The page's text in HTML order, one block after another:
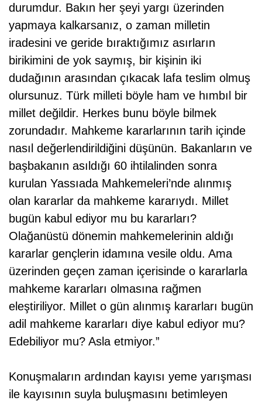
durumdur. Bakın her şeyi yargı üzerinden
yapmaya kalkarsanız, o zaman milletin
iradesini ve geride bıraktığımız asırların
birikimini de yok saymış, bir kişinin iki
dudağının arasından çıkacak lafa teslim olmuş
olursunuz. Türk milleti böyle ham ve hımbıl bir
millet değildir. Herkes bunu böyle bilmek
zorundadır. Mahkeme kararlarının tarih içinde
nasıl değerlendirildiğini düşünün. Bakanların ve
başbakanın asıldığı 60 ihtilalinden sonra
kurulan Yassıada Mahkemeleri’nde alınmış
olan kararlar da mahkeme kararıydı. Millet
bugün kabul ediyor mu bu kararları?
Olağanüstü dönemin mahkemelerinin aldığı
kararlar gençlerin idamına vesile oldu. Ama
üzerinden geçen zaman içerisinde o kararlarla
mahkeme kararları olmasına rağmen
eleştiriliyor. Millet o gün alınmış kararları bugün
adil mahkeme kararları diye kabul ediyor mu?
Edebiliyor mu? Asla etmiyor.”
Konuşmaların ardından kayısı yeme yarışması
ile kayısının suyla buluşmasını betimleyen